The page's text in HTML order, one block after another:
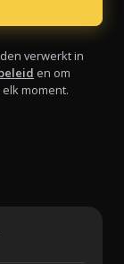
verwerkt in
en om
moment.